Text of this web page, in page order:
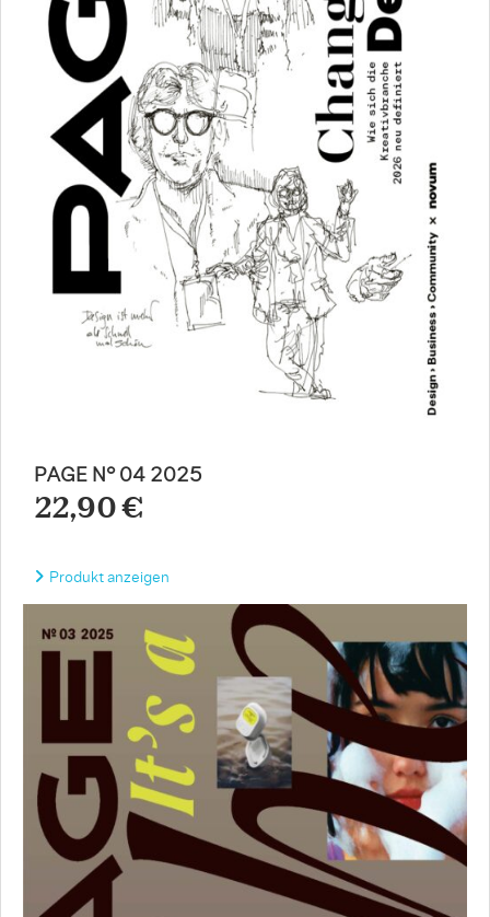
PAGE N° 04 2025
22,90 €
Produkt anzeigen